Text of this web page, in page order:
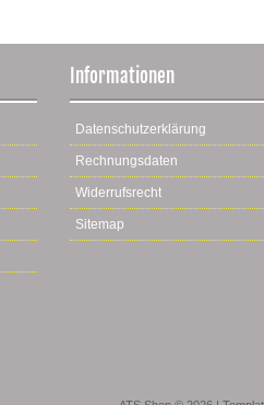
Informationen
Datenschutzerklärung
Rechnungsdaten
Widerrufsrecht
Sitemap